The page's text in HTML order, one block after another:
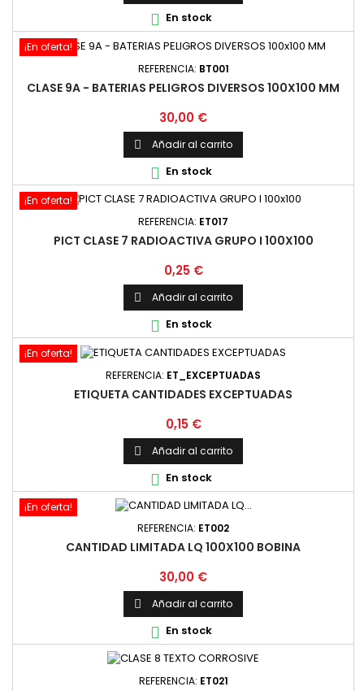
 En stock
¡En oferta!
REFERENCIA: BT001
CLASE 9A - BATERIAS PELIGROS DIVERSOS 100X100 MM
Precio
30,00 €
 Añadir al carrito
 En stock
¡En oferta!
REFERENCIA: ET017
PICT CLASE 7 RADIOACTIVA GRUPO I 100X100
Precio
0,25 €
 Añadir al carrito
 En stock
¡En oferta!
REFERENCIA: ET_EXCEPTUADAS
ETIQUETA CANTIDADES EXCEPTUADAS
Precio
0,15 €
 Añadir al carrito
 En stock
¡En oferta!
REFERENCIA: ET002
CANTIDAD LIMITADA LQ 100X100 BOBINA
Precio
30,00 €
 Añadir al carrito
 En stock
REFERENCIA: ET021